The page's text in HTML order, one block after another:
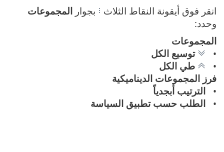
انقر فوق أيقونة النقاط الثلاث
بجوار المجموعات
وحدد:
المجموعات
توسيع الكل
طي الكل
فرز المجموعات الديناميكية
الترتيب أبجدياً
الطلب حسب تطبيق السياسة